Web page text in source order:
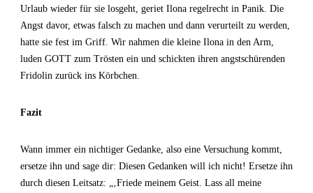
Urlaub wieder für sie losgeht, geriet Ilona regelrecht in Panik. Die
Angst davor, etwas falsch zu machen und dann verurteilt zu werden,
hatte sie fest im Griff. Wir nahmen die kleine Ilona in den Arm,
luden GOTT zum Trösten ein und schickten ihren angstschürenden
Fridolin zurück ins Körbchen.
Fazit
Wann immer ein nichtiger Gedanke, also eine Versuchung kommt,
ersetze ihn und sage dir: Diesen Gedanken will ich nicht! Ersetze ihn
durch diesen Leitsatz: „‚Friede meinem Geist. Lass all meine